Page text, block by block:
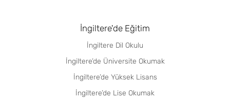
İngiltere'de Eğitim
İngiltere Dil Okulu
İngiltere’de Üniversite Okumak
İngiltere’de Yüksek Lisans
İngiltere’de Lise Okumak